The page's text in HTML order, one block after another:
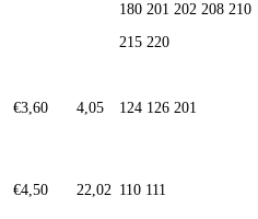
180 201 202 208 210
215 220
€3,60 4,05 124 126 201
€4,50 22,02 110 111